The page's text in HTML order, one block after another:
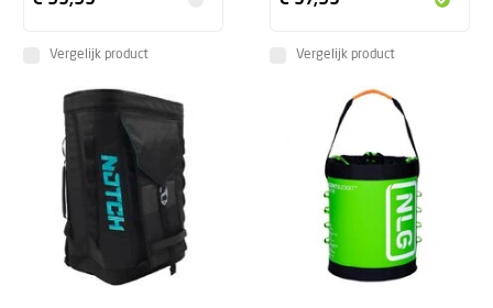
Vergelijk product Vergelijk product